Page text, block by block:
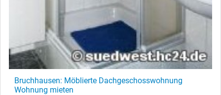
Bruchhausen: Möblierte Dachgeschosswohnung
Wohnung mieten